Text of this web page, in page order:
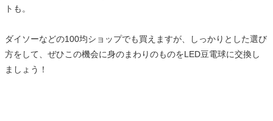
トも。
ダイソーなどの100均ショップでも買えますが、しっかりとした選び
方をして、ぜひこの機会に身のまわりのものをLED豆電球に交換し
ましょう！